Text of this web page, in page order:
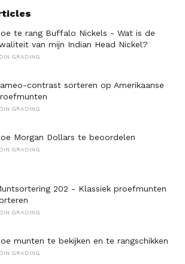
te rang Buffalo Nickels - Wat is de
van mijn Indian Head Nickel?
GRADING
contrast sorteren op Amerikaanse
GRADING
Morgan Dollars te beoordelen
GRADING
202 - Klassiek proefmunten
GRADING
munten te bekijken en te rangschikken
GRADING